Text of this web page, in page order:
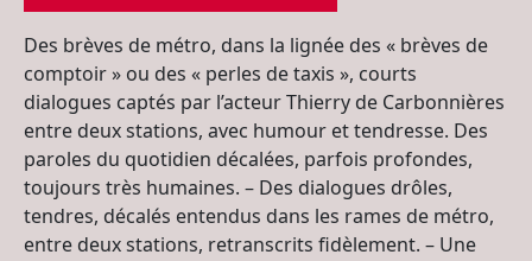
Des brèves de métro, dans la lignée des « brèves de
comptoir » ou des « perles de taxis », courts
dialogues captés par l’acteur Thierry de Carbonnières
entre deux stations, avec humour et tendresse. Des
paroles du quotidien décalées, parfois profondes,
toujours très humaines. – Des dialogues drôles,
tendres, décalés entendus dans les rames de métro,
entre deux stations, retranscrits fidèlement. – Une